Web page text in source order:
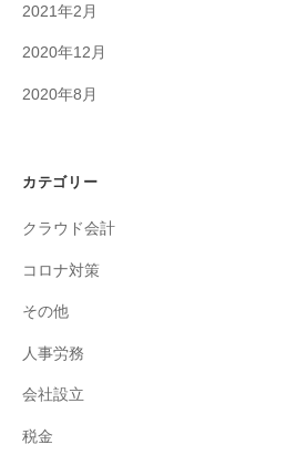
2021年2月
2020年12月
2020年8月
カテゴリー
クラウド会計
コロナ対策
その他
人事労務
会社設立
税金